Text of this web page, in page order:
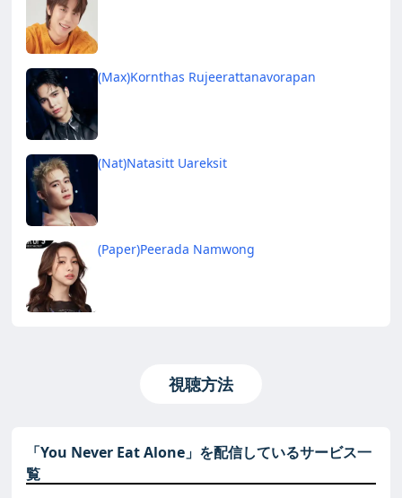
(Max)Kornthas Rujeerattanavorapan
(Nat)Natasitt Uareksit
(Paper)Peerada Namwong
視聴方法
「You Never Eat Alone」を配信しているサービス一
覧